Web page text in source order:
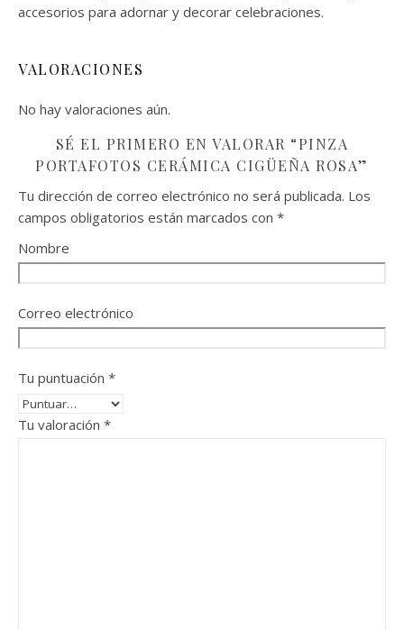
accesorios para adornar y decorar celebraciones.
VALORACIONES
No hay valoraciones aún.
SÉ EL PRIMERO EN VALORAR “PINZA
PORTAFOTOS CERÁMICA CIGÜEÑA ROSA”
Tu dirección de correo electrónico no será publicada. Los
campos obligatorios están marcados con *
Nombre
Correo electrónico
Tu puntuación *
Tu valoración *